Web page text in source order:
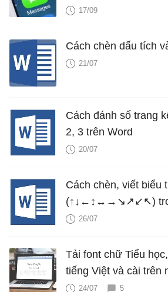
17/09
Cách chèn dấu tích
21/07
Cách đánh số trang
2, 3 trên Word
20/07
Cách chèn, viết biểu
(↑↓←↕↔→↘↗↙↖)
26/07
Tải font chữ Tiểu
tiếng Việt và cài trên
24/07 5